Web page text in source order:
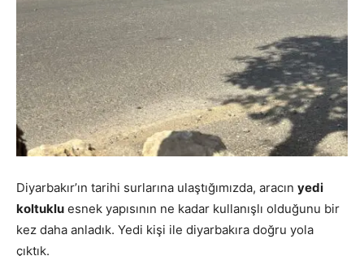
Diyarbakır’ın tarihi surlarına ulaştığımızda, aracın yedi
koltuklu esnek yapısının ne kadar kullanışlı olduğunu bir
kez daha anladık. Yedi kişi ile diyarbakıra doğru yola
çıktık.